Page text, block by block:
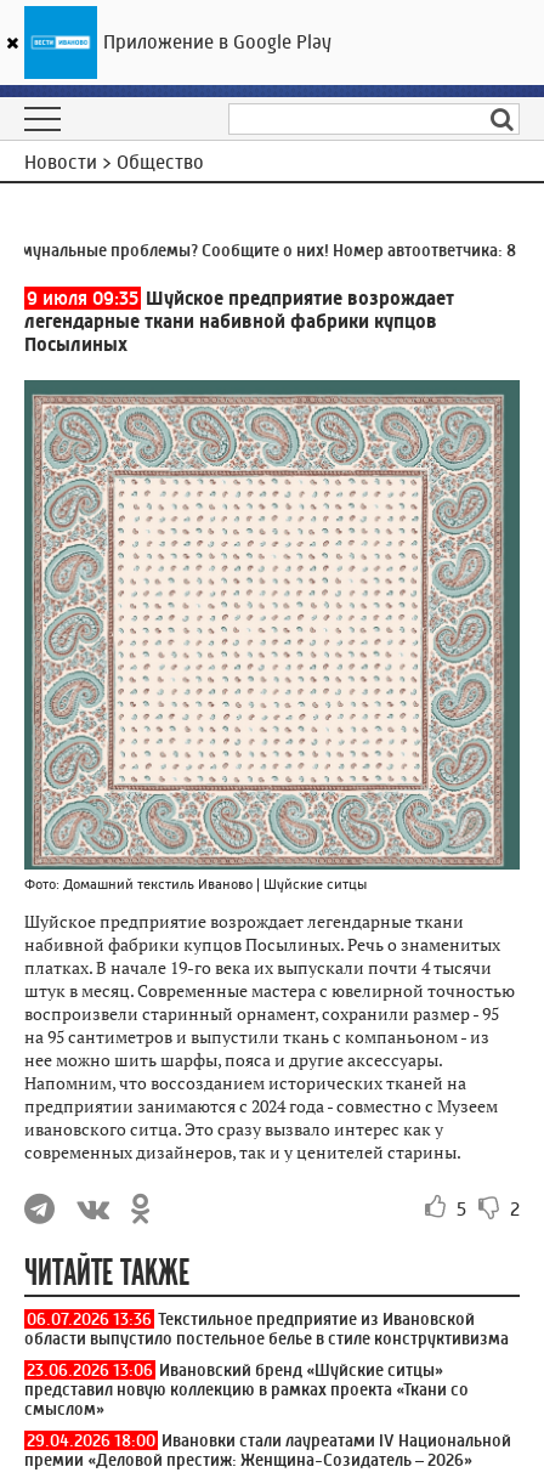
ГТРК «Ивтелерадио»
Новости > Общество
проблемы? Сообщите о них! Номер автоответчика:8
9 июля 09:35 Шуйское предприятие возрождает
легендарные ткани набивной фабрики купцов
Посылиных
Фото: Домашний текстиль Иваново | Шуйские ситцы
Шуйское предприятие возрождает легендарные ткани
набивной фабрики купцов Посылиных. Речь о знаменитых
платках. В начале 19-го века их выпускали почти 4 тысячи
штук в месяц. Современные мастера с ювелирной точностью
воспроизвели старинный орнамент, сохранили размер - 95
на 95 сантиметров и выпустили ткань с компаньоном - из
нее можно шить шарфы, пояса и другие аксессуары.
Напомним, что воссозданием исторических тканей на
предприятии занимаются с 2024 года - совместно с Музеем
ивановского ситца. Это сразу вызвало интерес как у
современных дизайнеров, так и у ценителей старины.
5 2
ЧИТАЙТЕ ТАКЖЕ
06.07.2026 13:36 Текстильное предприятие из Ивановской
области выпустило постельное белье в стиле конструктивизма
23.06.2026 13:06 Ивановский бренд «Шуйские ситцы»
представил новую коллекцию в рамках проекта «Ткани со
смыслом»
29.04.2026 18:00 Ивановки стали лауреатами IV Национальной
премии «Деловой престиж: Женщина-Созидатель – 2026»
Приложение в Google Play